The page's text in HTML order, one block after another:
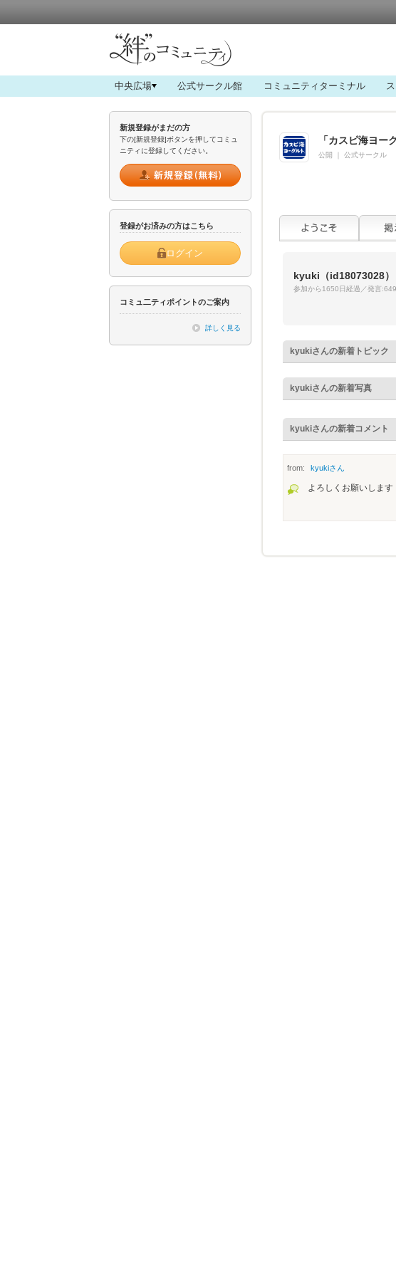
中央広場 公式サークル館 コミュニティターミナル
新規登録がまだの方
下の[新規登録]ボタンを押してコミュ
ニティに登録してください。
登録がお済みの方はこちら
ログイン
コミュ二ティポイントのご案内
詳しく見る
「カスピ海ヨー
公開 公式サークル
kyuki （id18073028）
参加から1650日経過／発言:649
kyukiさんの新着トピック
kyukiさんの新着写真
kyukiさんの新着コメント
from: kyukiさん
よろしくお願いします